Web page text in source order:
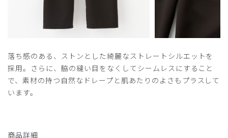
落ち感のある、ストンとした綺麗なストレートシルエットを
採用。さらに、脇の縫い目をなくしてシームレスにすること
で、素材の持つ自然なドレープと肌あたりのよさもプラスして
います。
商品詳細